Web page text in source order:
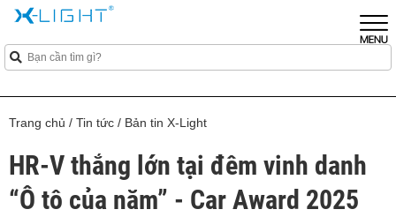
Trang chủ / Tin tức / Bản tin X-Light
HR-V thắng lớn tại đêm vinh danh
“Ô tô của năm” - Car Award 2025